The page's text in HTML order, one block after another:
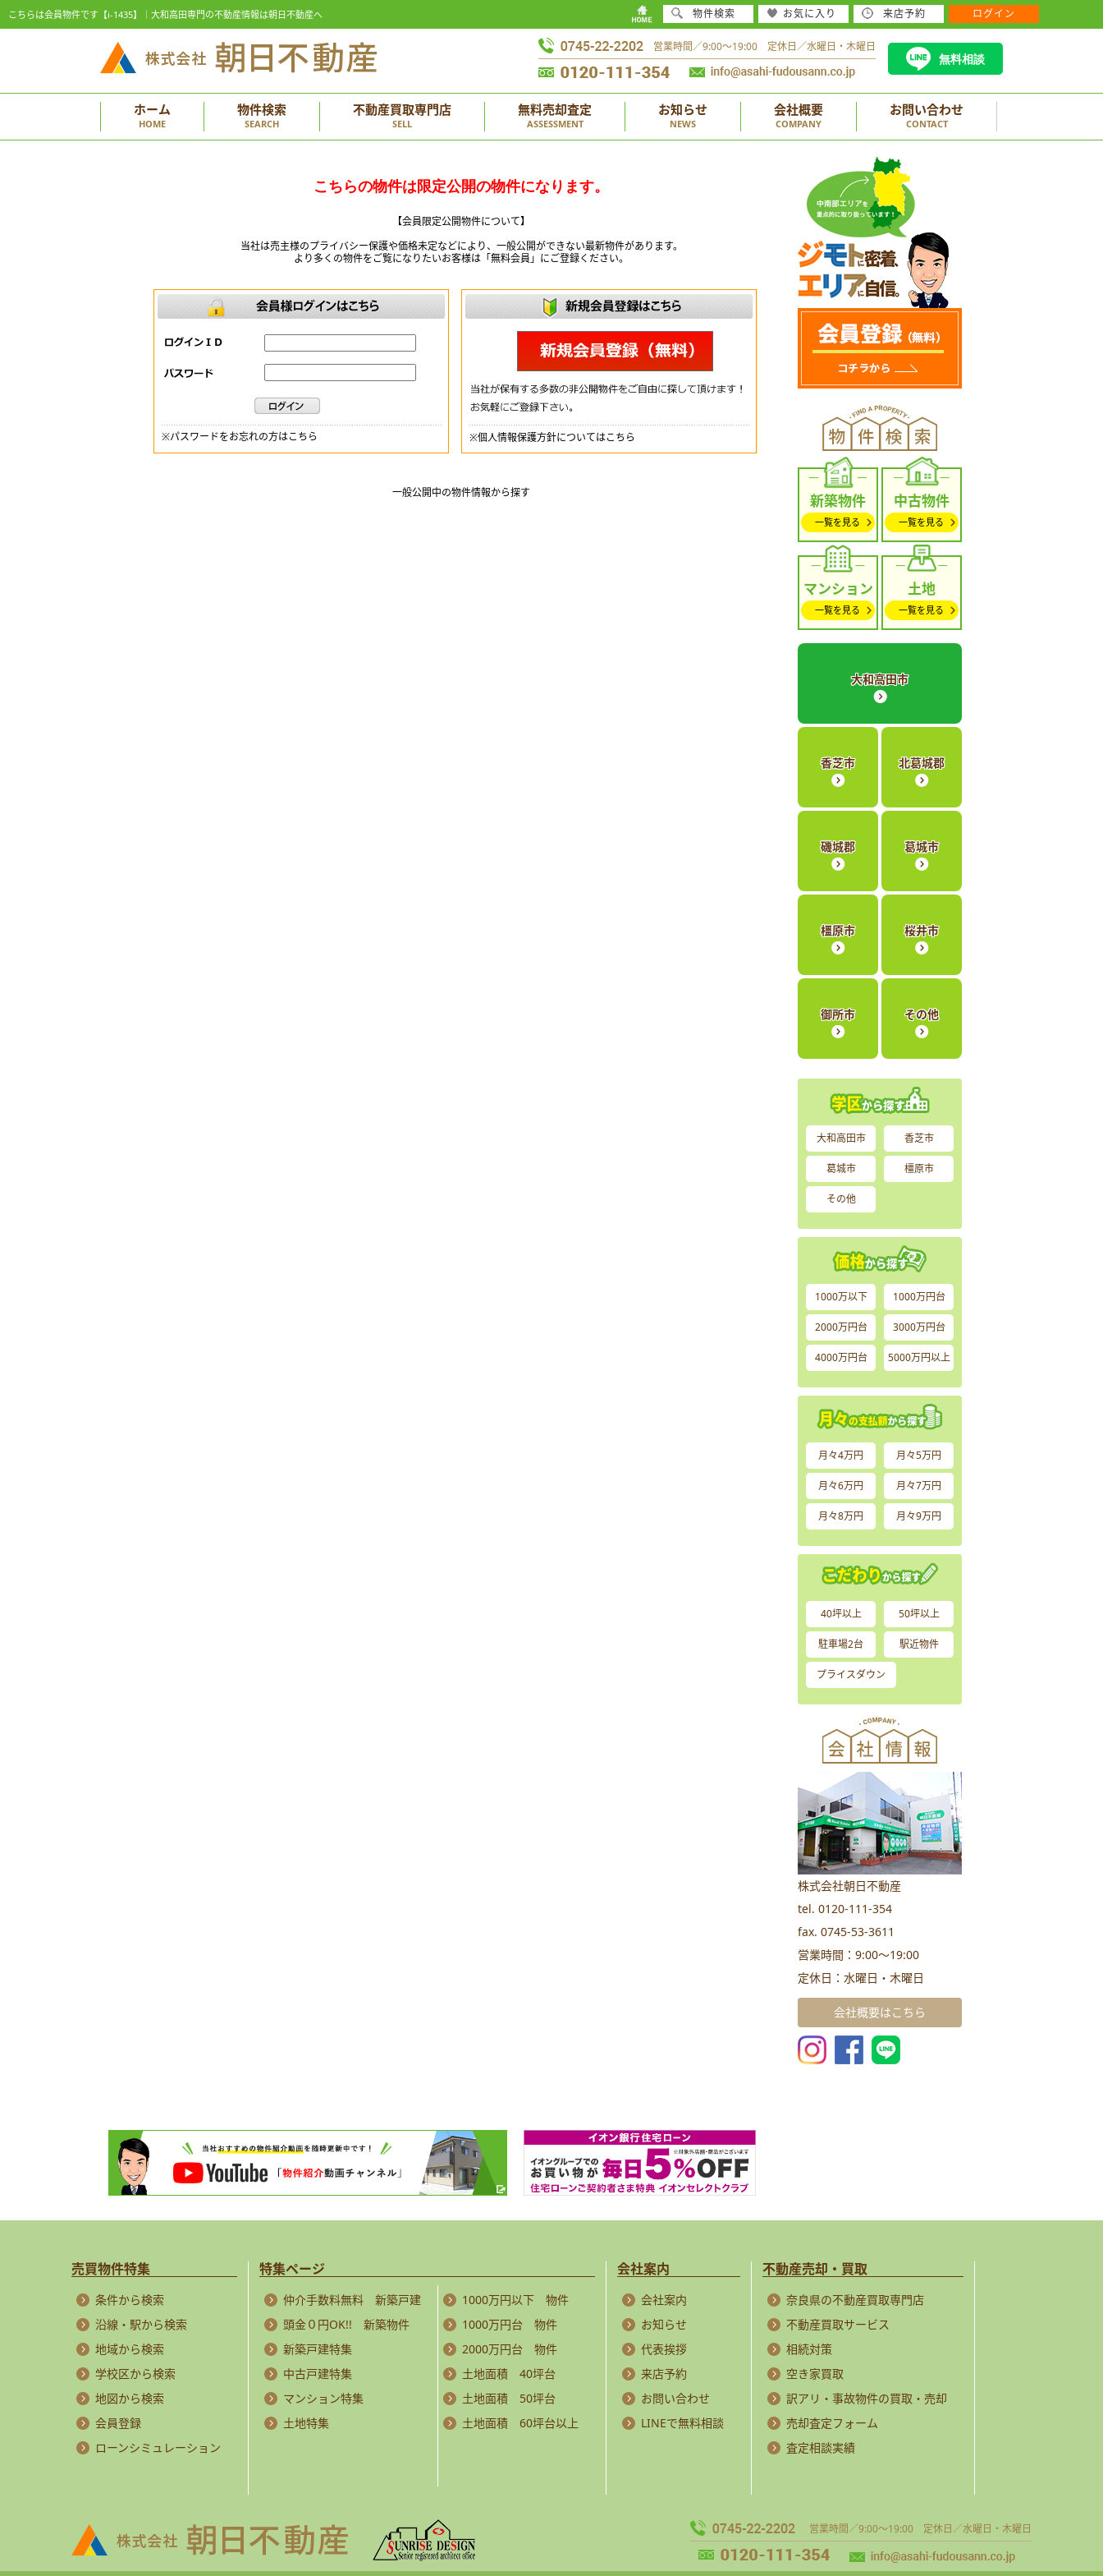
こちらは会員物件です【i-1435】｜大和高田専門の不動産情報は朝日不動産へ
営業時間／9:00～19:00 定休日／水曜日・木曜日
無料相談
ホーム
HOME
物件検索
SEARCH
不動産買取専門店
SELL
無料売却査定
ASSESSMENT
お知らせ
NEWS
会社概要
COMPANY
お問い合わせ
CONTACT
こちらの物件は限定公開の物件になります。
【会員限定公開物件について】
当社は売主様のプライバシー保護や価格未定などにより、一般公開ができない最新物件があります。
より多くの物件をご覧になりたいお客様は「無料会員」にご登録ください。
※パスワードをお忘れの方はこちら ※個人情報保護方針についてはこちら
一般公開中の物件情報から探す 新築物件
一覧を見る
中古物件
一覧を見る
マンション
一覧を見る
土地
一覧を見る
大和高田市
香芝市 北葛城郡
磯城郡 葛城市
橿原市 桜井市
御所市 その他
大和高田市 香芝市
葛城市 橿原市
その他
1000万以下 1000万円台
2000万円台 3000万円台
4000万円台 5000万円以上
月々4万円 月々5万円
月々6万円 月々7万円
月々8万円 月々9万円
40坪以上 50坪以上
駐車場2台 駅近物件
プライスダウン
株式会社朝日不動産
tel. 0120-111-354
fax. 0745-53-3611
営業時間：9:00～19:00
定休日：水曜日・木曜日
会社概要はこちら
売買物件特集
条件から検索
沿線・駅から検索
地域から検索
学校区から検索
地図から検索
会員登録
ローンシミュレーション
特集ページ
仲介手数料無料 新築戸建
頭金０円OK!! 新築物件
新築戸建特集
中古戸建特集
マンション特集
土地特集
1000万円以下 物件
1000万円台 物件
2000万円台 物件
土地面積 40坪台
土地面積 50坪台
土地面積 60坪台以上
会社案内
会社案内
お知らせ
代表挨拶
来店予約
お問い合わせ
LINEで無料相談
不動産売却・買取
奈良県の不動産買取専門店
不動産買取サービス
相続対策
空き家買取
訳アリ・事故物件の買取・売却
売却査定フォーム
査定相談実績
営業時間／9:00～19:00 定休日／水曜日・木曜日
物件検索 お気に入り 来店予約 ログイン